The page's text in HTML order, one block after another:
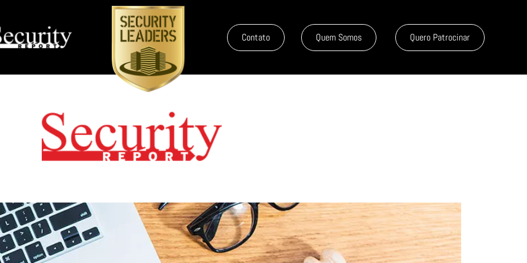
Contato Quem Somos Quero Patrocinar